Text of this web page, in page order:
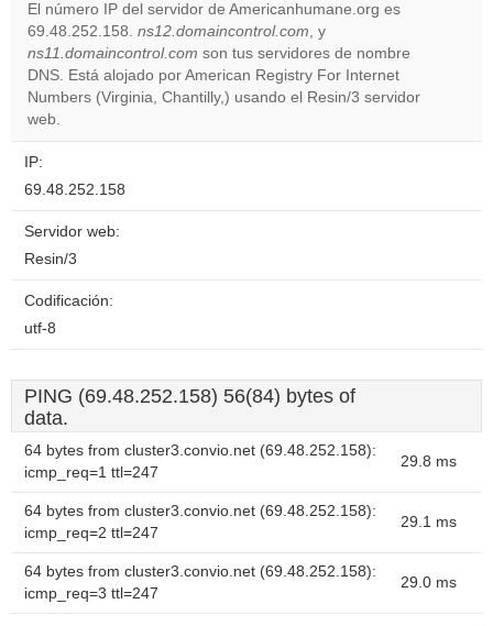
own this
website?
El número IP del servidor de Americanhumane.org es
69.48.252.158. ns12.domaincontrol.com, y
ns11.domaincontrol.com son tus servidores de nombre
DNS. Está alojado por American Registry For Internet
Numbers (Virginia, Chantilly,) usando el Resin/3 servidor
web.
IP:
69.48.252.158
Servidor web:
Resin/3
Codificación:
utf-8
PING (69.48.252.158) 56(84) bytes of
data.
64 bytes from cluster3.convio.net (69.48.252.158):
icmp_req=1 ttl=247
29.8 ms
64 bytes from cluster3.convio.net (69.48.252.158):
icmp_req=2 ttl=247
29.1 ms
64 bytes from cluster3.convio.net (69.48.252.158):
icmp_req=3 ttl=247
29.0 ms